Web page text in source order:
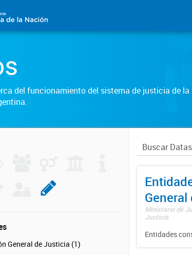
del funcionamiento del sistema de justicia de la
General de Justicia (1)
Ministerio de
Justicia
Entidades